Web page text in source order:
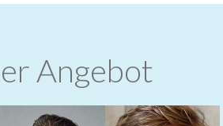
Angebot